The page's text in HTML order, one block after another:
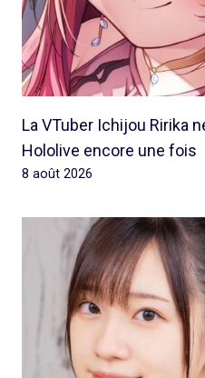
La VTuber Ichijou Ririka
Hololive encore une fois
8 août 2026